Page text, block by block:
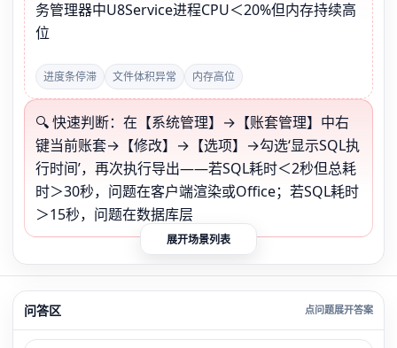
务管理器中U8Service进程CPU＜20%但内存持续高
位
进度条停滞 文件体积异常 内存高位
🔍 快速判断：在【系统管理】→【账套管理】中右
键当前账套→【修改】→【选项】→勾选‘显示SQL执
行时间’，再次执行导出——若SQL耗时＜2秒但总耗
时＞30秒，问题在客户端渲染或Office；若SQL耗时
＞15秒，问题在数据库层
展开场景列表
问答区